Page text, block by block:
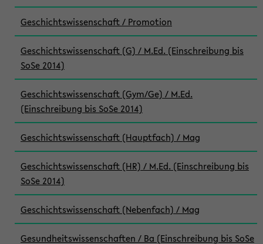
Geschichtswissenschaft / Promotion
Geschichtswissenschaft (G) / M.Ed. (Einschreibung bis
SoSe 2014)
Geschichtswissenschaft (Gym/Ge) / M.Ed.
(Einschreibung bis SoSe 2014)
Geschichtswissenschaft (Hauptfach) / Mag
Geschichtswissenschaft (HR) / M.Ed. (Einschreibung bis
SoSe 2014)
Geschichtswissenschaft (Nebenfach) / Mag
Gesundheitswissenschaften / Ba (Einschreibung bis SoSe